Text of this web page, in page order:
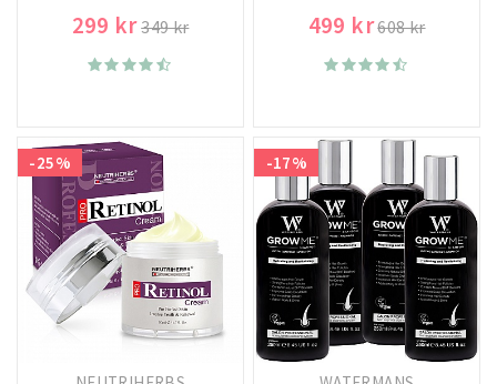
299 kr349 kr 499 kr608 kr
-25% -17%